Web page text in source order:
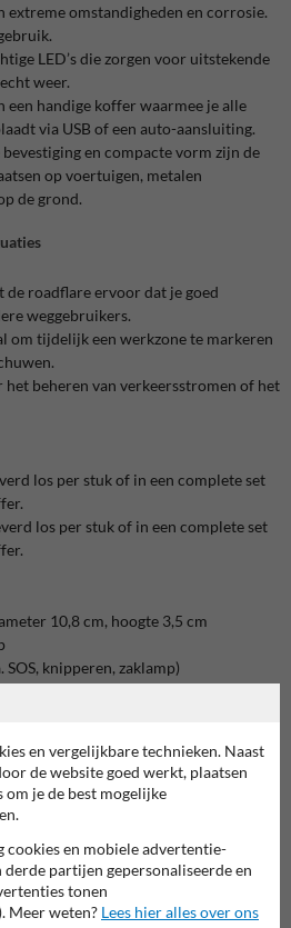
extreme omstandigheden en corrosie.
LED’s die zorgen voor uitstekende
weer.
een handige koffer waarmee je alle
via USB of een auto-aansluiting.
en compacte vorm zijn de
op voertuigen, metalen
de grond.
de roadflare ervoor dat je goed
weggebruikers.
om tijdelijk een werkzone te markeren
beheren van verkeersstromen of het
los per stuk of in een complete set
los per stuk of in een complete set
10,8 cm, hoogte 3,5 cm
SOS, knipperen, zaklamp)
roadflare waarschuwingslampen
stuk als in complete sets verkrijgbaar.
alle weersomstandigheden?
bestand tegen extreme temperaturen.
en vergelijkbare technieken. Naast
de website goed werkt, plaatsen
je de best mogelijke
cookies en mobiele advertentie-
partijen gepersonaliseerde en
tonen
Meer weten? Lees hier alles over ons